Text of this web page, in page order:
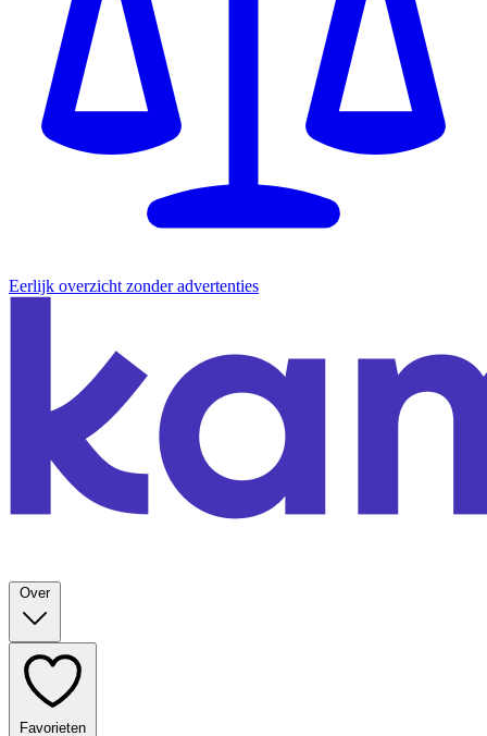
Eerlijk overzicht zonder advertenties
Over
Favorieten